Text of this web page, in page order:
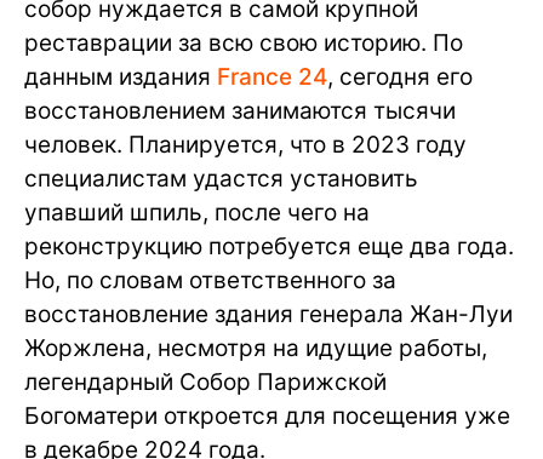
собор нуждается в самой крупной
реставрации за всю свою историю. По
данным издания France 24, сегодня его
восстановлением занимаются тысячи
человек. Планируется, что в 2023 году
специалистам удастся установить
упавший шпиль, после чего на
реконструкцию потребуется еще два года.
Но, по словам ответственного за
восстановление здания генерала Жан-Луи
Жоржлена, несмотря на идущие работы,
легендарный Собор Парижской
Богоматери откроется для посещения уже
в декабре 2024 года.